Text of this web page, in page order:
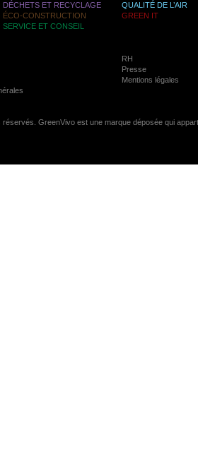
DÉCHETS ET RECYCLAGE
QUALITÉ DE L’AIR
ÉCO-CONSTRUCTION
GREEN IT
SERVICE ET CONSEIL
RH
Presse
Mentions légales
GreenVivo est une marque déposée qui